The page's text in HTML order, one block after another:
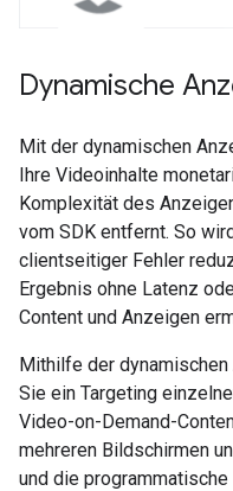
Dynamische
Mit der dynamischen
Ihre Videoinhalte
Komplexität des
vom SDK entfernt. So
clientseitiger Fehler
Ergebnis ohne Latenz
Content und Anzeigen
Mithilfe der
Sie ein Targeting
Video-on-Demand-
mehreren Bildschirmen
und die